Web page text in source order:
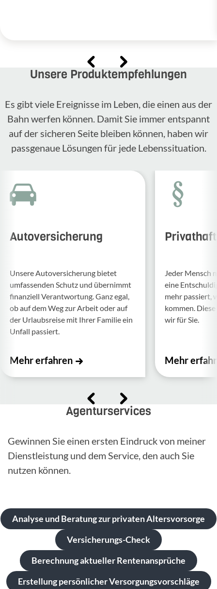
Unsere Produktempfehlungen
Es gibt viele Ereignisse im Leben, die einen aus der
Bahn werfen können. Damit Sie immer entspannt
auf der sicheren Seite bleiben können, haben wir
passgenaue Lösungen für jede Lebenssituation.
Autoversicherung
Unsere Auto­ver­si­che­rung bietet
umfas­senden Schutz und über­nimmt
finan­ziell Verant­wor­tung. Ganz egal,
ob auf dem Weg zur Arbeit oder auf
der Urlaubs­reise mit Ihrer Familie ein
Unfall passiert.
Mehr erfahren
Jeder Mensch
eine
mehr passiert,
kommen.
wir für Sie.
Mehr
Agenturservices
Gewinnen Sie einen ersten Eindruck von meiner
Dienstleistung und dem Service, den auch Sie
nutzen können.
Analyse und Beratung zur privaten Altersvorsorge
Versicherungs-Check
Berechnung aktueller Rentenansprüche
Erstellung persönlicher Versorgungsvorschläge